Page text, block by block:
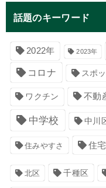
話題のキーワード
2022年 2023年
コロナ スポ
ワクチン 不動
中学校 中川
住みやすさ 住
北区 千種区